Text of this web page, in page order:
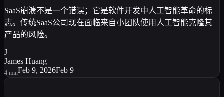
SaaS崩溃不是一个错误；它是软件开发中人工智能革命的标
志。传统SaaS公司现在面临来自小团队使用人工智能克隆其
产品的风险。
J
James Huang
4 minFeb 9, 2026Feb 9